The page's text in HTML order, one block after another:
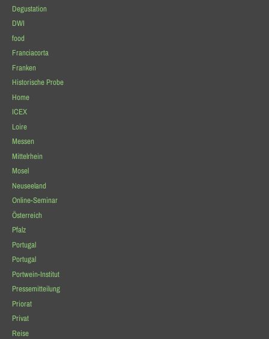
Degustation
DWI
food
Franciacorta
Franken
Historische Probe
Home
ICEX
Loire
Messen
Mittelrhein
Mosel
Neuseeland
Online-Seminar
Österreich
Pfalz
Portugal
Portugal
Portwein-Institut
Pressemitteilung
Priorat
Privat
Reise